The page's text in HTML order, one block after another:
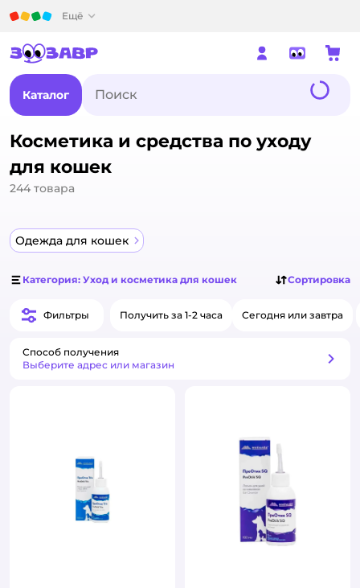
Ещё
Каталог
Косметика и средства по уходу
для кошек
244 товара
Одежда для кошек
Категория: Уход и косметика для кошек Сортировка
Фильтры Получить за 1-2 часа Сегодня или завтра
Способ получения
Выберите адрес или магазин